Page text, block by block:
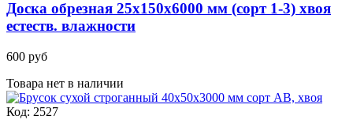
Доска обрезная 25х150х6000 мм (сорт 1-3) хвоя
естеств. влажности
600 руб
Товара нет в наличии
Код: 2527